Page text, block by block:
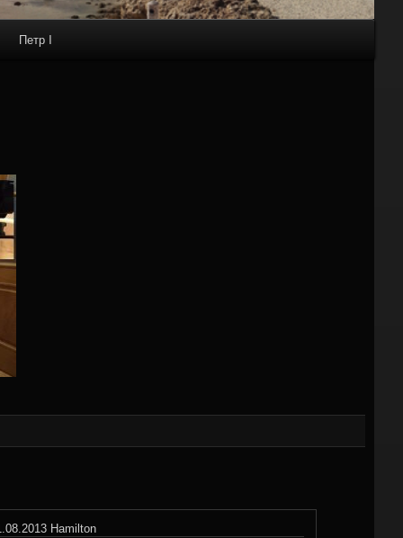
Петр I
Hamilton